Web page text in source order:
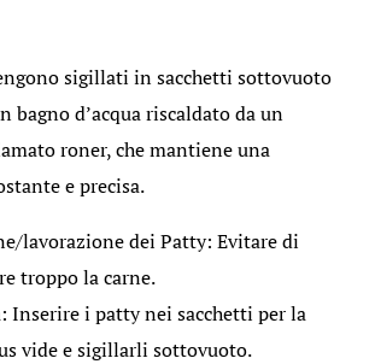
sigillati in sacchetti sottovuoto
bagno d’acqua riscaldato da un
roner, che mantiene una
e precisa.
lavorazione dei Patty: Evitare di
troppo la carne.
Inserire i patty nei sacchetti per la
vide e sigillarli sottovuoto.